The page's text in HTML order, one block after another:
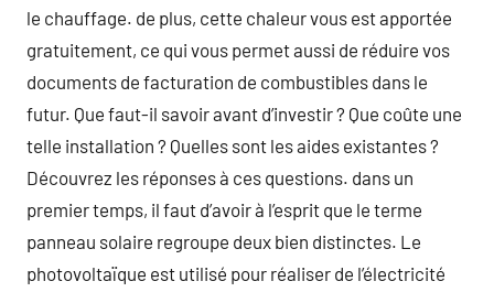
le chauffage. de plus, cette chaleur vous est apportée
gratuitement, ce qui vous permet aussi de réduire vos
documents de facturation de combustibles dans le
futur. Que faut-il savoir avant d’investir ? Que coûte une
telle installation ? Quelles sont les aides existantes ?
Découvrez les réponses à ces questions. dans un
premier temps, il faut d’avoir à l’esprit que le terme
panneau solaire regroupe deux bien distinctes. Le
photovoltaïque est utilisé pour réaliser de l’électricité